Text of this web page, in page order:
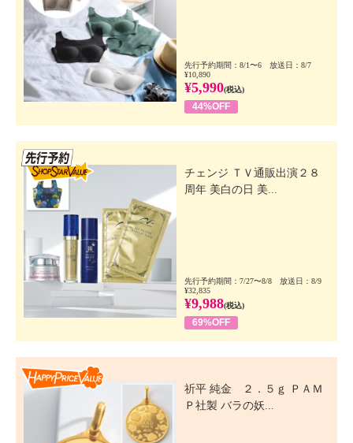
先行予約期間：8/1〜6 放送日：8/7
¥10,890
¥5,990(税込)
44%OFF
チェンジ ＴＶ通販出演２８
周年 美白の日 美...
先行予約期間：7/27〜8/8 放送日：8/9
¥32,835
¥9,988(税込)
69%OFF
祈平 純金 ２．５ｇ ＰＡＭ
Ｐ社製 バラの妖...